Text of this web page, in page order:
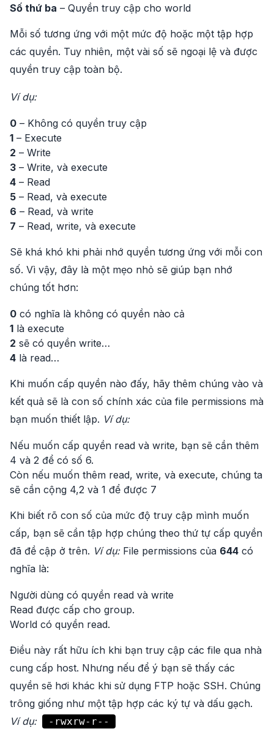
Số thứ ba – Quyền truy cập cho world
Mỗi số tương ứng với một mức độ hoặc một tập hợp
các quyền. Tuy nhiên, một vài số sẽ ngoại lệ và được
quyền truy cập toàn bộ.
Ví dụ:
0 – Không có quyền truy cập
1 – Execute
2 – Write
3 – Write, và execute
4 – Read
5 – Read, và execute
6 – Read, và write
7 – Read, write, và execute
Sẽ khá khó khi phải nhớ quyền tương ứng với mỗi con
số. Vì vậy, đây là một mẹo nhỏ sẽ giúp bạn nhớ
chúng tốt hơn:
0 có nghĩa là không có quyền nào cả
1 là execute
2 sẽ có quyền write…
4 là read…
Khi muốn cấp quyền nào đấy, hãy thêm chúng vào và
kết quả sẽ là con số chính xác của file permissions mà
bạn muốn thiết lập. Ví dụ:
Nếu muốn cấp quyền read và write, bạn sẽ cần thêm
4 và 2 để có số 6.
Còn nếu muốn thêm read, write, và execute, chúng ta
sẽ cần cộng 4,2 và 1 để được 7
Khi biết rõ con số của mức độ truy cập mình muốn
cấp, bạn sẽ cần tập hợp chúng theo thứ tự cấp quyền
đã đề cập ở trên. Ví dụ:File permissions của 644 có
nghĩa là:
Người dùng có quyền read và write
Read được cấp cho group.
World có quyền read.
Điều này rất hữu ích khi bạn truy cập các file qua nhà
cung cấp host. Nhưng nếu để ý bạn sẽ thấy các
quyền sẽ hơi khác khi sử dụng FTP hoặc SSH. Chúng
trông giống như một tập hợp các ký tự và dấu gạch.
Ví dụ:
-rwxrw-r--